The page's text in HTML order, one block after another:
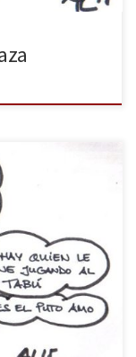
en Grecia?
showman nos